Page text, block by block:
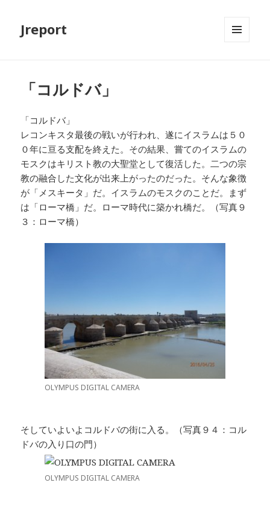
Jreport
「コルドバ」
「コルドバ」
レコンキスタ最後の戦いが行われ、遂にイスラムは５０
０年に亘る支配を終えた。その結果、嘗てのイスラムの
モスクはキリスト教の大聖堂として復活した。二つの宗
教の融合した文化が出来上がったのだった。そんな象徴
が「メスキータ」だ。イスラムのモスクのことだ。まず
は「ローマ橋」だ。ローマ時代に築かれ橋だ。（写真９
３：ローマ橋）
OLYMPUS DIGITAL CAMERA
そしていよいよコルドバの街に入る。（写真９４：コル
ドバの入り口の門）
OLYMPUS DIGITAL CAMERA